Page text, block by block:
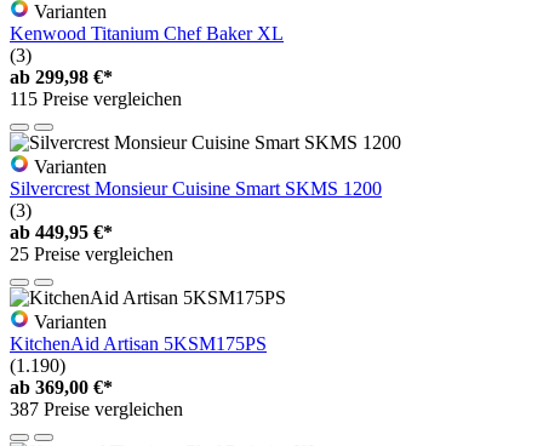
Varianten
Kenwood Titanium Chef Baker XL
(3)
ab 299,98 €*
115 Preise vergleichen
Varianten
Silvercrest Monsieur Cuisine Smart SKMS 1200
(3)
ab 449,95 €*
25 Preise vergleichen
Varianten
KitchenAid Artisan 5KSM175PS
(1.190)
ab 369,00 €*
387 Preise vergleichen